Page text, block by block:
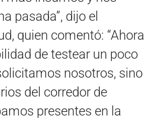
pasada”, dijo el
quien comentó: “Ahora
de testear un poco
nosotros, sino
del corredor de
presentes en la